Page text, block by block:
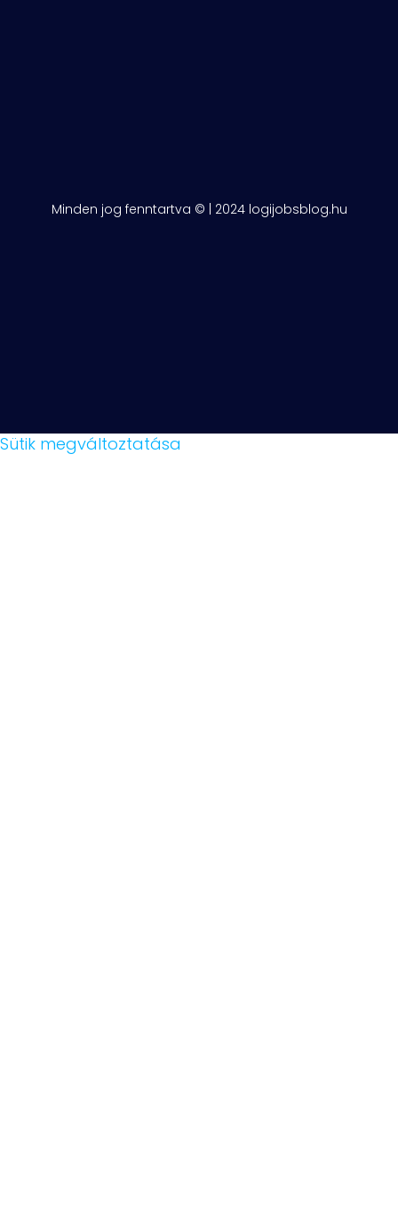
Minden jog fenntartva © | 2024 logijobsblog.hu
Sütik megváltoztatása